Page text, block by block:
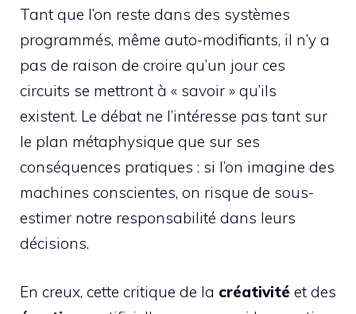
Tant que l’on reste dans des systèmes
programmés, même auto-modifiants, il n’y a
pas de raison de croire qu’un jour ces
circuits se mettront à « savoir » qu’ils
existent. Le débat ne l’intéresse pas tant sur
le plan métaphysique que sur ses
conséquences pratiques : si l’on imagine des
machines conscientes, on risque de sous-
estimer notre responsabilité dans leurs
décisions.
En creux, cette critique de la créativité et des